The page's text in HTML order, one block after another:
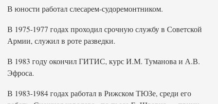
В юности работал слесарем-судоремонтником.
В 1975-1977 годах проходил срочную службу в Советской
Армии, служил в роте разведки.
В 1983 году окончил ГИТИС, курс И.М. Туманова и А.В.
Эфроса.
В 1983-1984 годах работал в Рижском ТЮЗе, среди его